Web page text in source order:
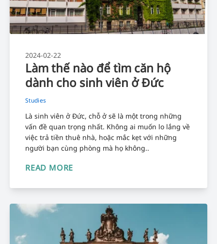
2024-02-22
Làm thế nào để tìm căn hộ
dành cho sinh viên ở Đức
Studies
Là sinh viên ở Đức, chỗ ở sẽ là một trong những
vấn đề quan trọng nhất. Không ai muốn lo lắng về
việc trả tiền thuê nhà, hoặc mắc kẹt với những
người bạn cùng phòng mà họ không..
READ MORE